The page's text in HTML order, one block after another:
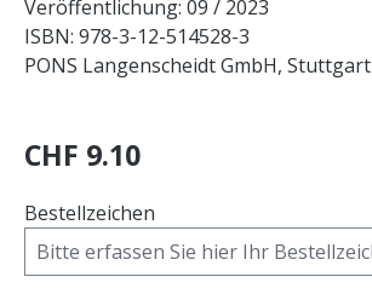
Veröffentlichung: 09 / 2023
ISBN: 978-3-12-514528-3
PONS Langenscheidt GmbH, Stuttgart
CHF 9.10
Bestellzeichen